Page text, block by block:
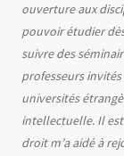
ouverture aux
pouvoir étudier
suivre des
professeurs
universités
intellectuelle. Il
droit m’a aidé à